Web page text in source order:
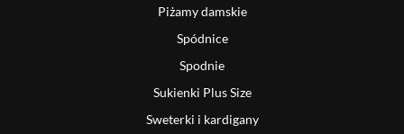
Piżamy damskie
Spódnice
Spodnie
Sukienki Plus Size
Sweterki i kardigany